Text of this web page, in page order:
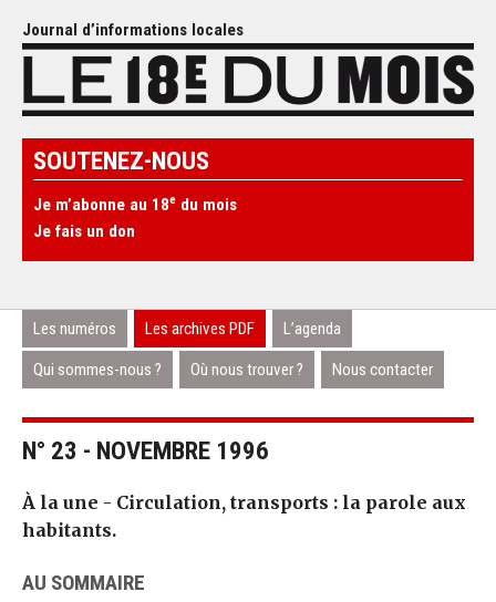
Journal d’informations locales
SOUTENEZ-NOUS
Je m’abonne au 18e du mois
Je fais un don
Les numéros Les archives PDF L’agenda
Qui sommes-nous ? Où nous trouver ? Nous contacter
N° 23 - NOVEMBRE 1996
À la une - Circulation, transports : la parole aux
habitants.
AU SOMMAIRE